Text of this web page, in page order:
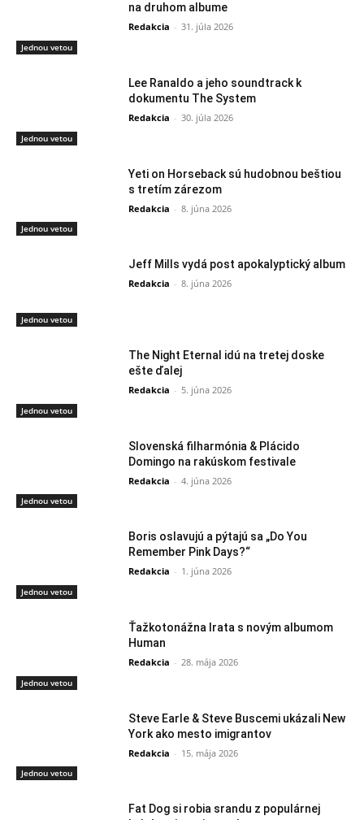
Jednou vetou
na druhom albume
Redakcia - 31. júla 2026
Jednou vetou
Lee Ranaldo a jeho soundtrack k
dokumentu The System
Redakcia - 30. júla 2026
Jednou vetou
Yeti on Horseback sú hudobnou beštiou
s tretím zárezom
Redakcia - 8. júna 2026
Jednou vetou
Jeff Mills vydá post apokalyptický album
Redakcia - 8. júna 2026
Jednou vetou
The Night Eternal idú na tretej doske
ešte ďalej
Redakcia - 5. júna 2026
Jednou vetou
Slovenská filharmónia & Plácido
Domingo na rakúskom festivale
Redakcia - 4. júna 2026
Jednou vetou
Boris oslavujú a pýtajú sa „Do You
Remember Pink Days?“
Redakcia - 1. júna 2026
Jednou vetou
Ťažkotonážna Irata s novým albumom
Human
Redakcia - 28. mája 2026
Jednou vetou
Steve Earle & Steve Buscemi ukázali New
York ako mesto imigrantov
Redakcia - 15. mája 2026
Fat Dog si robia srandu z populárnej